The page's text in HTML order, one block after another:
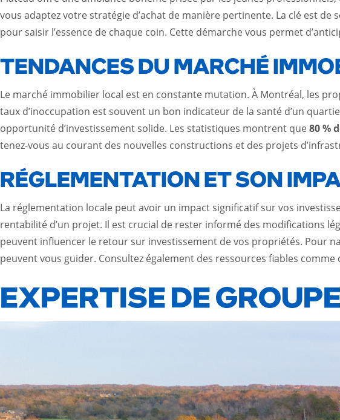
vous adaptez votre stratégie d’achat de manière pertinente. La clé est
pour saisir l’essence de chaque coin. Cette démarche vous permet
TENDANCES DU MARCHÉ
Le marché immobilier local est en constante mutation. À Montréal, les
taux d’inoccupation est souvent un bon indicateur de la santé d’un
opportunité d’investissement solide. Les statistiques montrent que80 %
tenez-vous au courant des nouvelles constructions et des projets
RÉGLEMENTATION ET SON
La réglementation locale peut avoir un impact significatif sur vos
rentabilité d’un projet. Il est crucial de rester informé des modifications
peuvent influencer le retour sur investissement de vos propriétés. Pour
peuvent vous guider. Consultez également des ressources fiables comme
EXPERTISE DE